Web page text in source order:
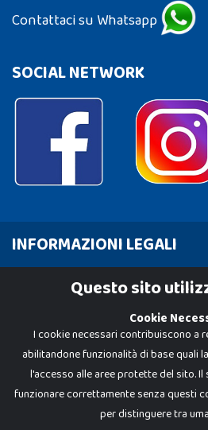
Contattaci su Whatsapp
SOCIAL NETWORK
INFORMAZIONI LEGALI
Cookie PolicyQuesto sito
Cookie
I cookie necessari contribuiscono a
abilitandone funzionalità di base quali
l'accesso alle aree protette del sito.
funzionare correttamente senza questi
per distinguere tra